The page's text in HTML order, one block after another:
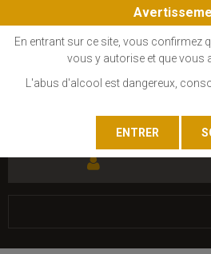
En entrant sur ce site, vous confirmez
vous y autorise et que vous
L'abus d'alcool est dangereux,